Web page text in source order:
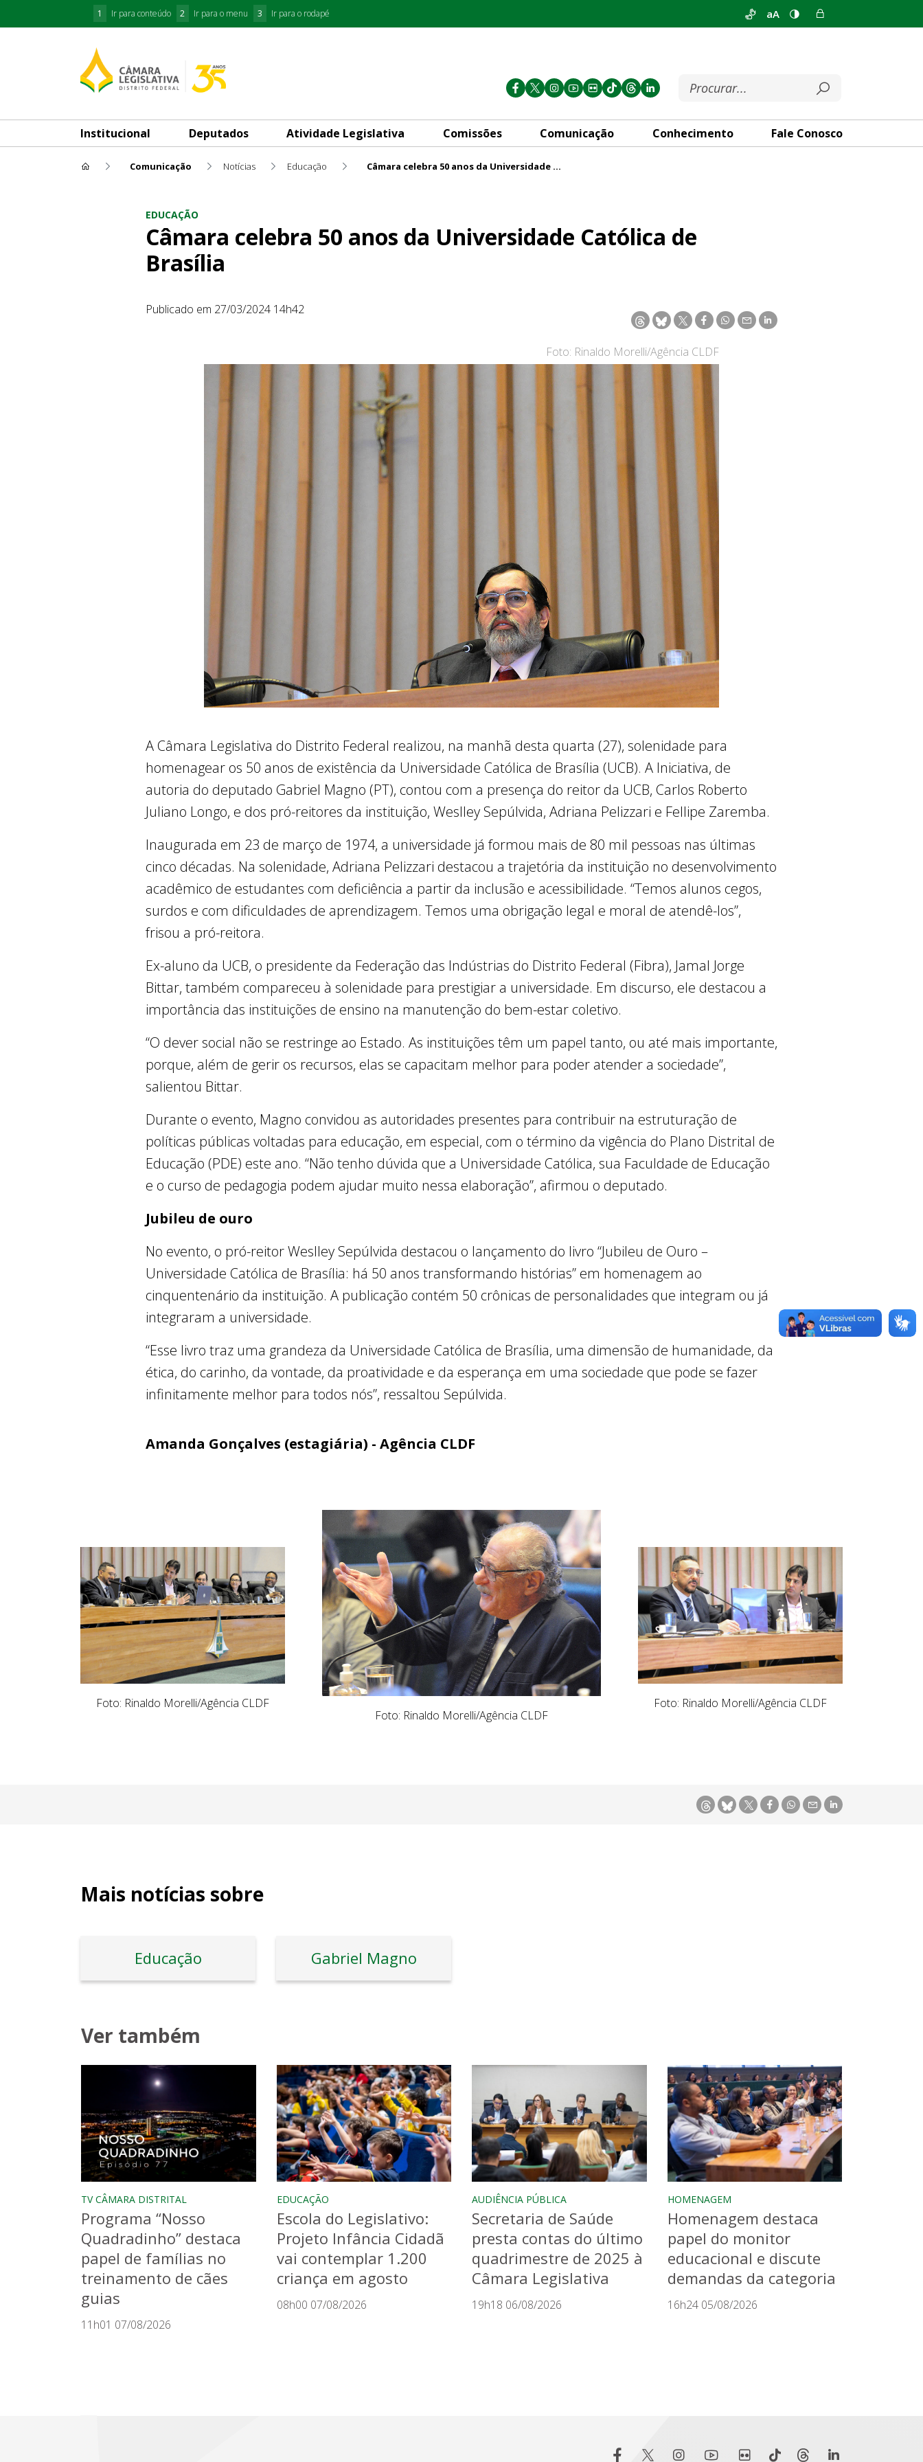
1 Ir para conteúdo 2 Ir para o menu 3 Ir para o rodapé aA
Institucional Deputados Atividade Legislativa Comissões Comunicação Conhecimento Fale Conosco
Comunicação Notícias Educação Câmara celebra 50 anos da Universidade Católica de Brasília
EDUCAÇÃO
Câmara celebra 50 anos da Universidade Católica de
Brasília
Publicado em 27/03/2024 14h42
Foto: Rinaldo Morelli/Agência CLDF
A Câmara Legislativa do Distrito Federal realizou, na manhã desta quarta (27), solenidade para
homenagear os 50 anos de existência da Universidade Católica de Brasília (UCB). A Iniciativa, de
autoria do deputado Gabriel Magno (PT), contou com a presença do reitor da UCB, Carlos Roberto
Juliano Longo, e dos pró-reitores da instituição, Weslley Sepúlvida, Adriana Pelizzari e Fellipe Zaremba.
Inaugurada em 23 de março de 1974, a universidade já formou mais de 80 mil pessoas nas últimas
cinco décadas. Na solenidade, Adriana Pelizzari destacou a trajetória da instituição no desenvolvimento
acadêmico de estudantes com deficiência a partir da inclusão e acessibilidade. “Temos alunos cegos,
surdos e com dificuldades de aprendizagem. Temos uma obrigação legal e moral de atendê-los”,
frisou a pró-reitora.
Ex-aluno da UCB, o presidente da Federação das Indústrias do Distrito Federal (Fibra), Jamal Jorge
Bittar, também compareceu à solenidade para prestigiar a universidade. Em discurso, ele destacou a
importância das instituições de ensino na manutenção do bem-estar coletivo.
“O dever social não se restringe ao Estado. As instituições têm um papel tanto, ou até mais importante,
porque, além de gerir os recursos, elas se capacitam melhor para poder atender a sociedade”,
salientou Bittar.
Durante o evento, Magno convidou as autoridades presentes para contribuir na estruturação de
políticas públicas voltadas para educação, em especial, com o término da vigência do Plano Distrital de
Educação (PDE) este ano. “Não tenho dúvida que a Universidade Católica, sua Faculdade de Educação
e o curso de pedagogia podem ajudar muito nessa elaboração”, afirmou o deputado.
Jubileu de ouro
No evento, o pró-reitor Weslley Sepúlvida destacou o lançamento do livro “Jubileu de Ouro –
Universidade Católica de Brasília: há 50 anos transformando histórias” em homenagem ao
cinquentenário da instituição. A publicação contém 50 crônicas de personalidades que integram ou já
integraram a universidade.
“Esse livro traz uma grandeza da Universidade Católica de Brasília, uma dimensão de humanidade, da
ética, do carinho, da vontade, da proatividade e da esperança em uma sociedade que pode se fazer
infinitamente melhor para todos nós”, ressaltou Sepúlvida.
Amanda Gonçalves (estagiária) - Agência CLDF
Foto: Rinaldo Morelli/Agência CLDF
Foto: Rinaldo Morelli/Agência CLDF
Foto: Rinaldo Morelli/Agência CLDF
Mais notícias sobre
Educação Gabriel Magno
Ver também
TV CÂMARA DISTRITAL
Programa “Nosso
Quadradinho” destaca
papel de famílias no
treinamento de cães
guias
11h01 07/08/2026
EDUCAÇÃO
Escola do Legislativo:
Projeto Infância Cidadã
vai contemplar 1.200
criança em agosto
08h00 07/08/2026
AUDIÊNCIA PÚBLICA
Secretaria de Saúde
presta contas do último
quadrimestre de 2025 à
Câmara Legislativa
19h18 06/08/2026
HOMENAGEM
Homenagem destaca
papel do monitor
educacional e discute
demandas da categoria
16h24 05/08/2026